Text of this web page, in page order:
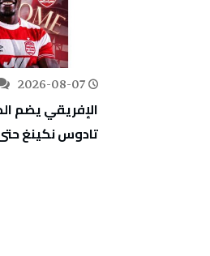
2026-08-07
الإفريقي يضم
تادوس نكينغ حتى